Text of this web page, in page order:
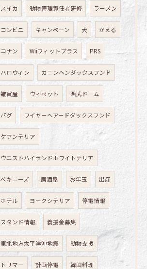
スイカ 動物管理責任者研修 ラーメン
コンビニ キャンペーン 犬 かえる
コナン Wiiフィットプラス PRS
ハロウィン カニンヘンダックスフンド
雑貨屋 ウィペット 西武ドーム
パグ ワイヤーヘアードダックスフンド
ケアンテリア
ウエストハイランドホワイトテリア
ペキニーズ 居酒屋 お年玉 出産
ホテル ヨークシテリア 停電情報
スタンド情報 義援金募集
東北地方太平洋沖地震 動物支援
トリマー 計画停電 韓国料理